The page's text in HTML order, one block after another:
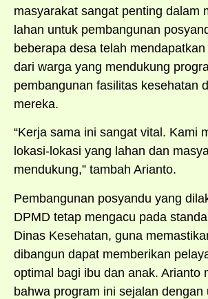
masyarakat sangat penting dalam
lahan untuk pembangunan
beberapa desa telah
dari warga yang mendukung
pembangunan fasilitas kesehatan
mereka.
“Kerja sama ini sangat vital. Kami
lokasi-lokasi yang lahan dan
mendukung,” tambah Arianto.
Pembangunan posyandu yang
DPMD tetap mengacu pada
Dinas Kesehatan, guna
dibangun dapat memberikan
optimal bagi ibu dan anak. Arianto
bahwa program ini sejalan dengan